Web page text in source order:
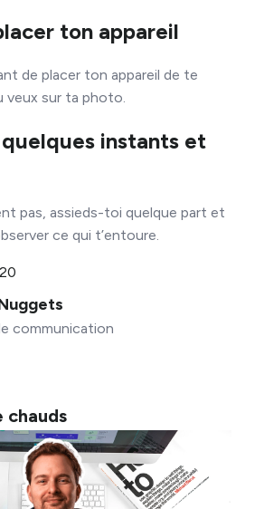
ton appareil
de placer ton appareil de te
veux sur ta photo.
quelques instants et
pas, assieds-toi quelque part et
ce qui t’entoure.
communication
chauds